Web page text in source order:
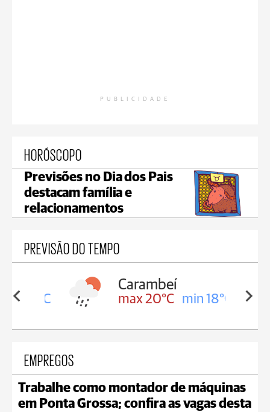
PUBLICIDADE
HORÓSCOPO
Previsões no Dia dos Pais
destacam família e
relacionamentos
PREVISÃO DO TEMPO
18°C
Carambeí
max 20°C min 18°C
EMPREGOS
Trabalhe como montador de máquinas
em Ponta Grossa; confira as vagas desta